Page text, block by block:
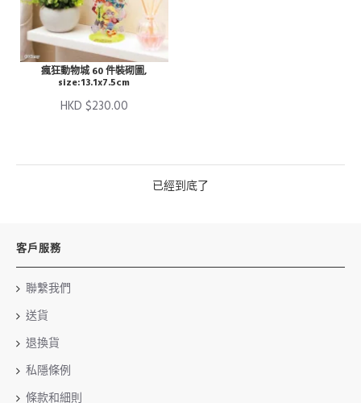
瘋狂動物城 60 件裝砌圖,
size:13.1x7.5cm
HKD $230.00
已經到底了
客戶服務
聯繫我們
送貨
退換貨
私隱條例
條款和細則